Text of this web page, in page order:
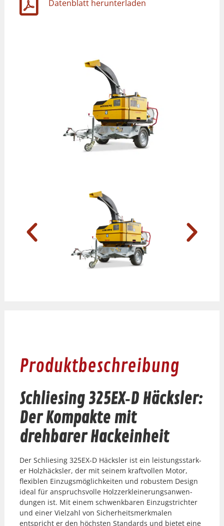
Datenblatt herunterladen
Produktbeschreibung
Schliesing 325EX‑D Häcksler:
Der Kompakte mit
drehbarer Hackeinheit
Der Schliesing 325EX‑D Häck­sler ist ein leis­tungsstark­
er Holzhäck­sler, der mit seinem kraftvollen Motor,
flex­i­blen Einzugsmöglichkeit­en und robustem Design
ide­al für anspruchsvolle Holzzerkleinerungsan­wen­
dun­gen ist. Mit einem schwenkbaren Einzugstrichter
und ein­er Vielzahl von Sicher­heitsmerk­malen
entspricht er den höch­sten Stan­dards und bietet eine